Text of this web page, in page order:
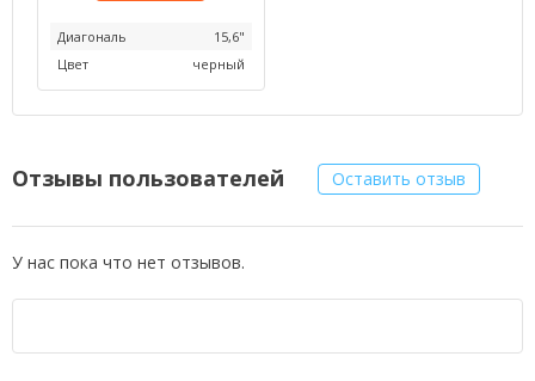
Диагональ
15,6"
Цвет
черный
Отзывы пользователей Оставить отзыв
У нас пока что нет отзывов.